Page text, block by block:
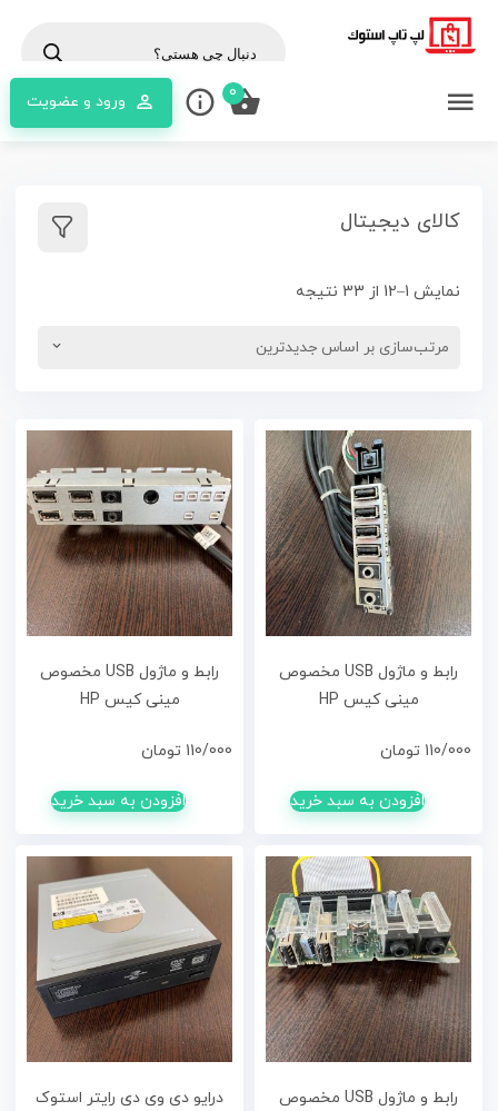
ورود و عضویت 0
کالای دیجیتال
نمایش 1–12 از 33 نتیجه
رابط و ماژول USB مخصوص
مینی کیس HP
110/000 تومان
افزودن به سبد خرید
رابط و ماژول USB مخصوص
مینی کیس HP
110/000 تومان
افزودن به سبد خرید
رابط و ماژول USB مخصوص
درایو دی وی دی رایتر استوک